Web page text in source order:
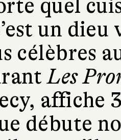
quel
un
célèbres
Les
affiche
débute